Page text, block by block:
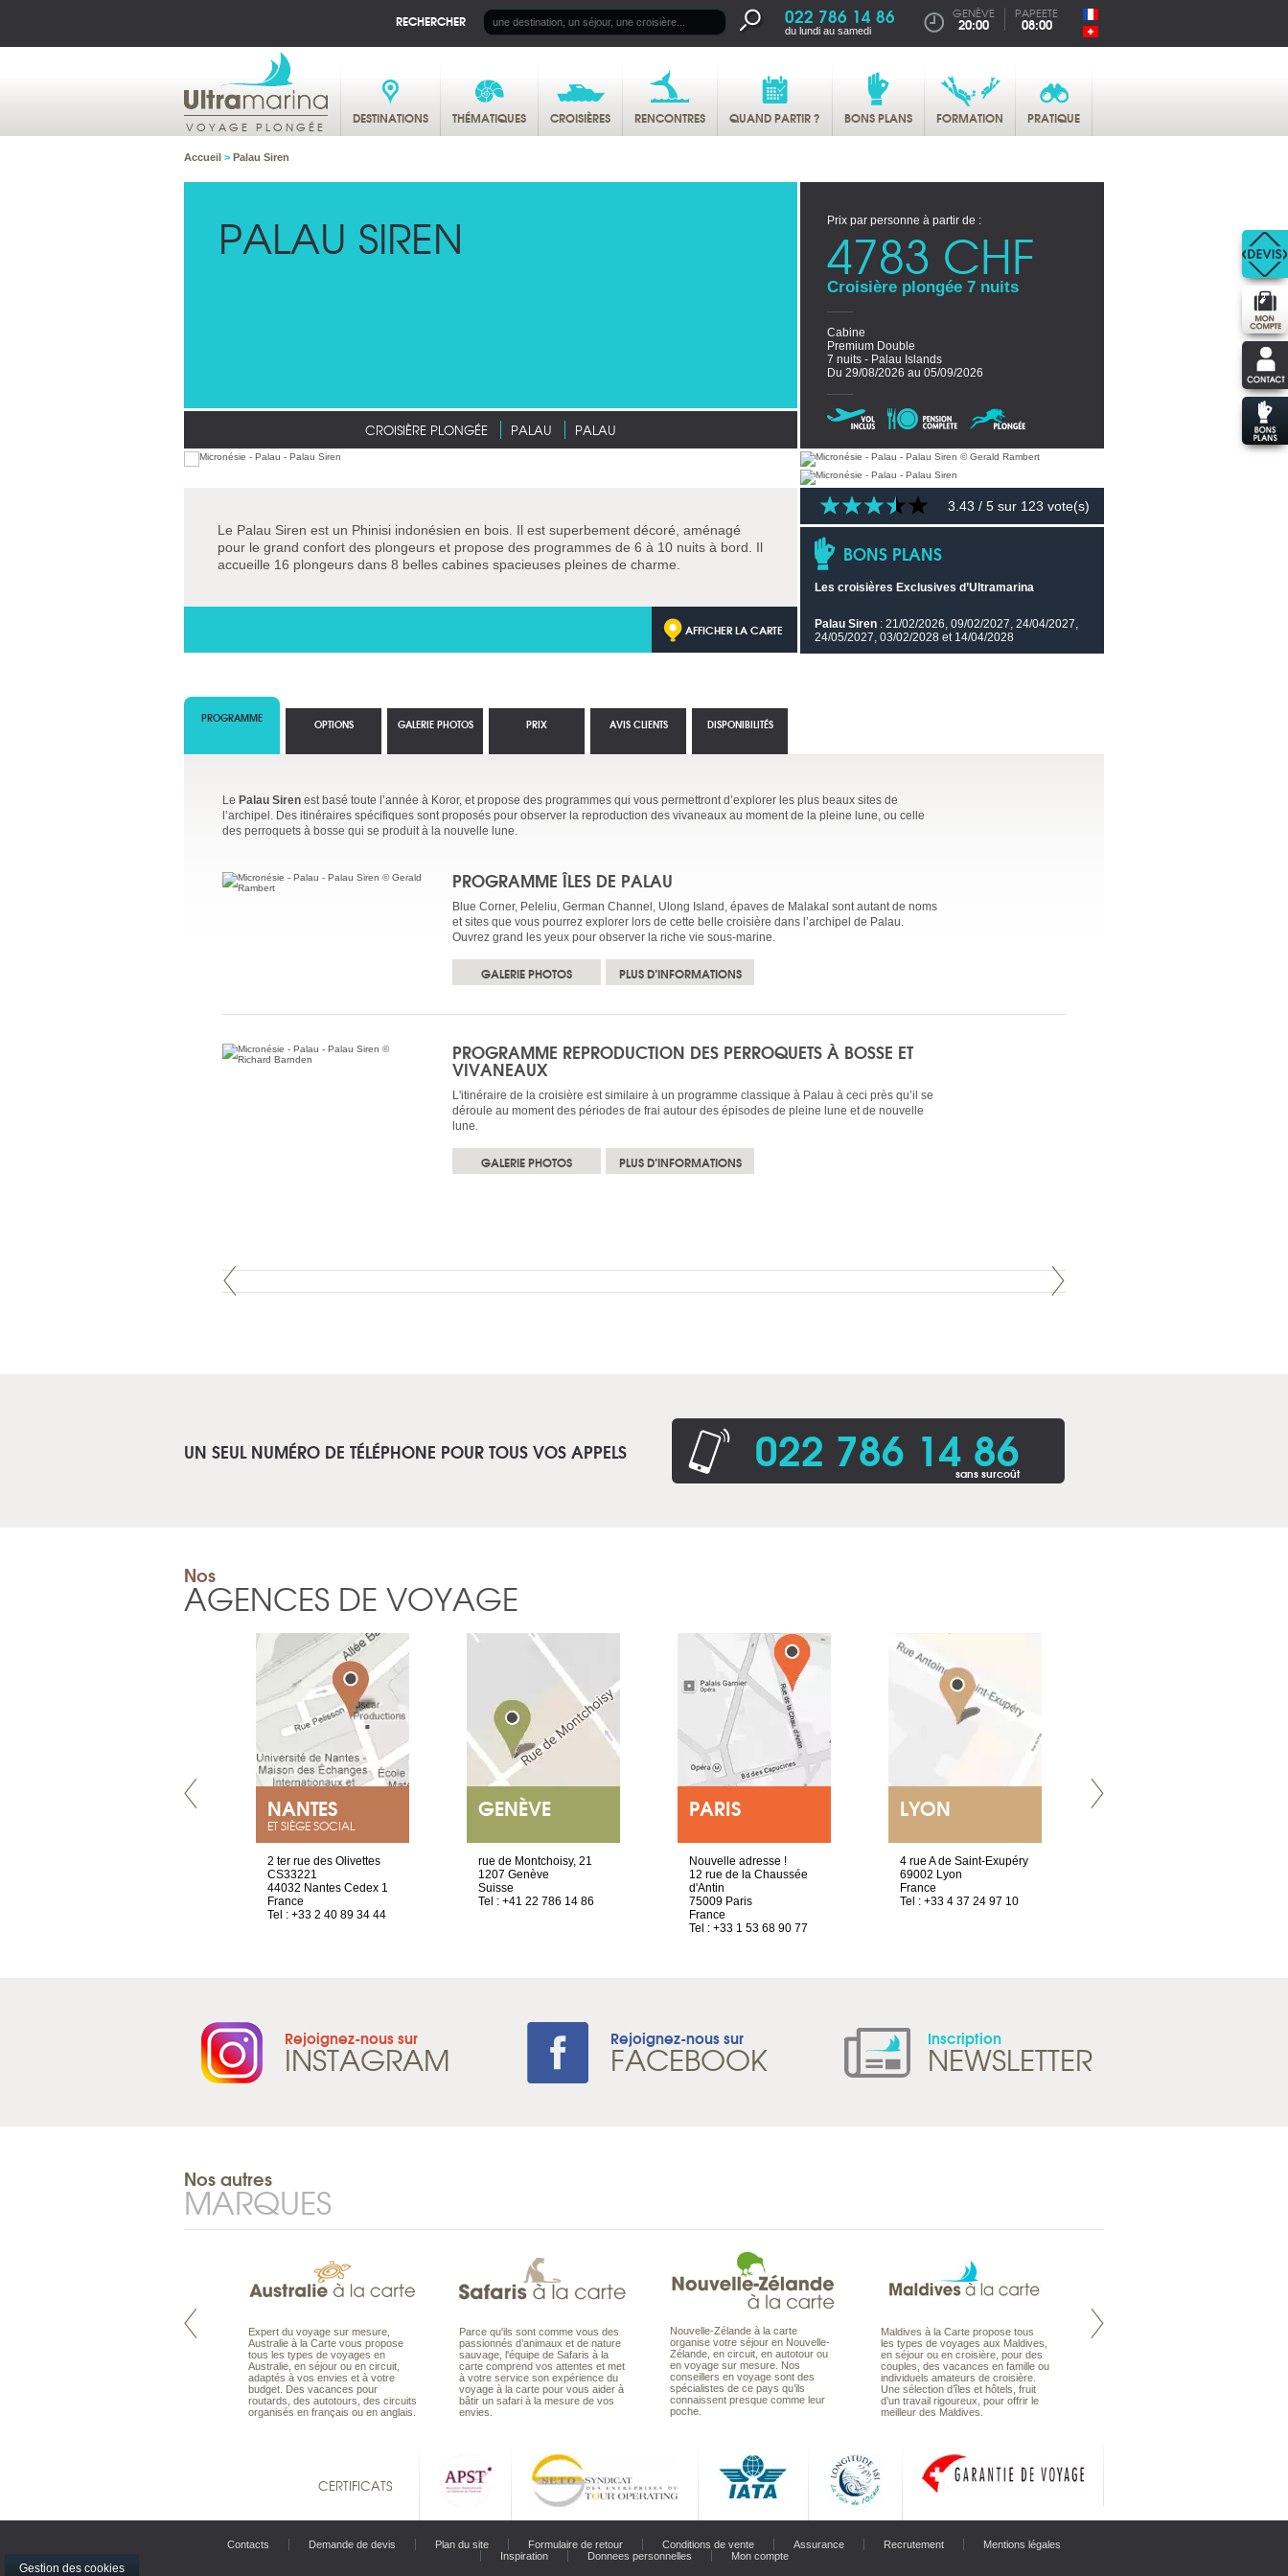
RECHERCHER 022 786 14 86
du lundi au samedi
GENÈVE
20:00
PAPEETE
08:00
VOYAGE PLONGÉE DESTINATIONS THÉMATIQUES CROISIÈRES RENCONTRES QUAND PARTIR ? BONS PLANS FORMATION PRATIQUE
Accueil > Palau Siren
PALAU SIREN
CROISIÈRE PLONGÉE PALAU PALAU
Prix par personne à partir de :
4783 CHF
Croisière plongée 7 nuits
Cabine
Premium Double
7 nuits - Palau Islands
Du 29/08/2026 au 05/09/2026
Le Palau Siren est un Phinisi indonésien en bois. Il est superbement décoré, aménagé
pour le grand confort des plongeurs et propose des programmes de 6 à 10 nuits à bord. Il
accueille 16 plongeurs dans 8 belles cabines spacieuses pleines de charme.
AFFICHER LA CARTE
3.43 / 5 sur 123 vote(s)
BONS PLANS
Les croisières Exclusives d’Ultramarina
Palau Siren : 21/02/2026, 09/02/2027, 24/04/2027,
24/05/2027, 03/02/2028 et 14/04/2028
PROGRAMME
Le Palau Siren est basé toute l’année à Koror, et propose des programmes qui vous permettront d’explorer les plus beaux sites de
l’archipel. Des itinéraires spécifiques sont proposés pour observer la reproduction des vivaneaux au moment de la pleine lune, ou celle
des perroquets à bosse qui se produit à la nouvelle lune.
PROGRAMME ÎLES DE PALAU
Blue Corner, Peleliu, German Channel, Ulong Island, épaves de Malakal sont autant de noms
et sites que vous pourrez explorer lors de cette belle croisière dans l’archipel de Palau.
Ouvrez grand les yeux pour observer la riche vie sous-marine.
GALERIE PHOTOS PLUS D’INFORMATIONS
PROGRAMME REPRODUCTION DES PERROQUETS À BOSSE ET
VIVANEAUX
L'itinéraire de la croisière est similaire à un programme classique à Palau à ceci près qu’il se
déroule au moment des périodes de frai autour des épisodes de pleine lune et de nouvelle
lune.
GALERIE PHOTOS PLUS D’INFORMATIONS
OPTIONS GALERIE PHOTOS PRIX AVIS CLIENTS DISPONIBILITÉS
UN SEUL NUMÉRO DE TÉLÉPHONE POUR TOUS VOS APPELS 022 786 14 86
sans surcoût
Nos
AGENCES DE VOYAGE
NANTES
ET SIÈGE SOCIAL
2 ter rue des Olivettes
CS33221
44032 Nantes Cedex 1
France
Tel : +33 2 40 89 34 44
GENÈVE
rue de Montchoisy, 21
1207 Genève
Suisse
Tel : +41 22 786 14 86
PARIS
Nouvelle adresse !
12 rue de la Chaussée
d'Antin
75009 Paris
France
Tel : +33 1 53 68 90 77
LYON
4 rue A de Saint-Exupéry
69002 Lyon
France
Tel : +33 4 37 24 97 10
Rejoignez-nous sur
INSTAGRAM Rejoignez-nous sur
FACEBOOK Inscription
NEWSLETTER
Nos autres
MARQUES
Pacifique à la carte est le spécialiste
Expert du voyage sur mesure,
Australie à la Carte vous propose
tous les types de voyages en
Australie, en séjour ou en circuit,
adaptés à vos envies et à votre
budget. Des vacances pour
routards, des autotours, des circuits
organisés en français ou en anglais.
Parce qu'ils sont comme vous des
passionnés d’animaux et de nature
sauvage, l'équipe de Safaris à la
carte comprend vos attentes et met
à votre service son expérience du
voyage à la carte pour vous aider à
bâtir un safari à la mesure de vos
envies.
Nouvelle-Zélande à la carte
organise votre séjour en Nouvelle-
Zélande, en circuit, en autotour ou
en voyage sur mesure. Nos
conseillers en voyage sont des
spécialistes de ce pays qu’ils
connaissent presque comme leur
poche.
Maldives à la Carte propose tous
les types de voyages aux Maldives,
en séjour ou en croisière, pour des
couples, des vacances en famille ou
individuels amateurs de croisière.
Une sélection d’îles et hôtels, fruit
d’un travail rigoureux, pour offrir le
meilleur des Maldives.
Notre site Odyssee est un portail
CERTIFICATS
Contacts Demande de devis Plan du site Formulaire de retour Conditions de vente Assurance Recrutement
Mentions légales
Inspiration
Donnees personnelles Mon compte
Gestion des cookies